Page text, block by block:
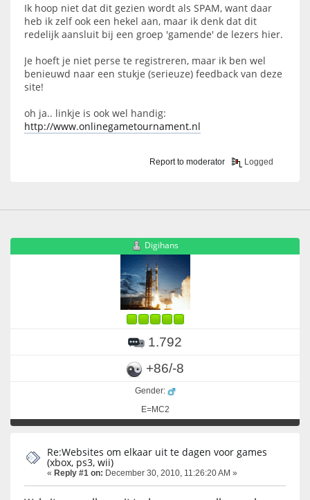
Ik hoop niet dat dit gezien wordt als SPAM, want daar
heb ik zelf ook een hekel aan, maar ik denk dat dit
redelijk aansluit bij een groep 'gamende' de lezers hier.
Je hoeft je niet perse te registreren, maar ik ben wel
benieuwd naar een stukje (serieuze) feedback van deze
site!
oh ja.. linkje is ook wel handig:
http://www.onlinegametournament.nl
Report to moderator Logged
Digihans
1.792
+86/-8
Gender:
E=MC2
Re:Websites om elkaar uit te dagen voor games
(xbox, ps3, wii)
« Reply #1 on: December 30, 2010, 11:26:20 AM »